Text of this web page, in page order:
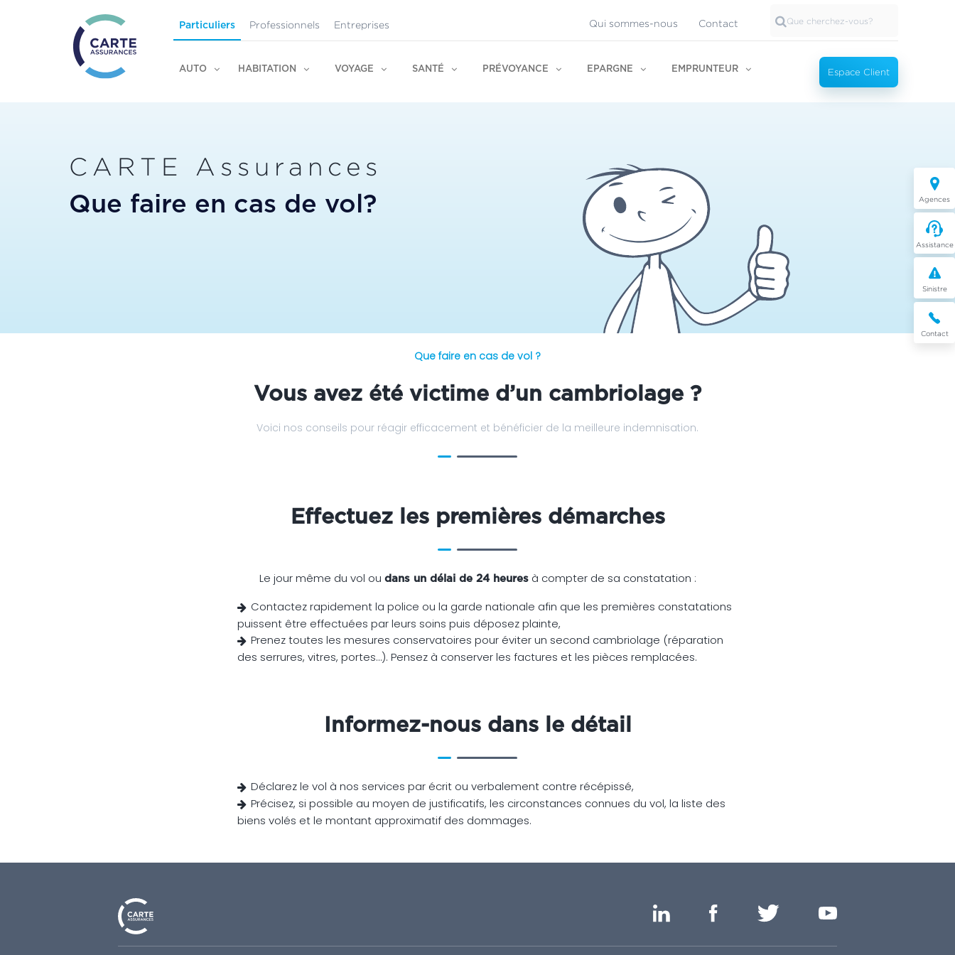
Particuliers Professionnels Entreprises Qui sommes-nous Contact
AUTO HABITATION VOYAGE SANTÉ PRÉVOYANCE EPARGNE EMPRUNTEUR Espace Client
Agences
Assistance
Sinistre
Contact
CARTE Assurances
Que faire en cas de vol?
Que faire en cas de vol ?
Vous avez été victime d’un cambriolage ?
Voici nos conseils pour réagir efficacement et bénéficier de la meilleure indemnisation.
Effectuez les premières démarches
Le jour même du vol ou dans un délai de 24 heuresà compter de sa constatation :
Contactez rapidement la police ou la garde nationale afin que les premières constatations
puissent être effectuées par leurs soins puis déposez plainte,
Prenez toutes les mesures conservatoires pour éviter un second cambriolage (réparation
des serrures, vitres, portes…). Pensez à conserver les factures et les pièces remplacées.
Informez-nous dans le détail
Déclarez le vol à nos services par écrit ou verbalement contre récépissé,
Précisez, si possible au moyen de justificatifs, les circonstances connues du vol, la liste des
biens volés et le montant approximatif des dommages.